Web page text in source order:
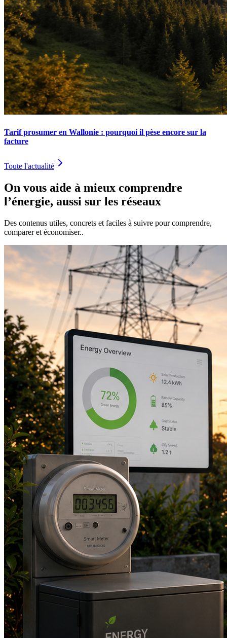
Tarif prosumer en Wallonie : pourquoi il pèse encore sur la
facture
Toute l'actualité
On vous aide à mieux comprendre
l’énergie, aussi sur les réseaux
Des contenus utiles, concrets et faciles à suivre pour comprendre,
comparer et économiser..